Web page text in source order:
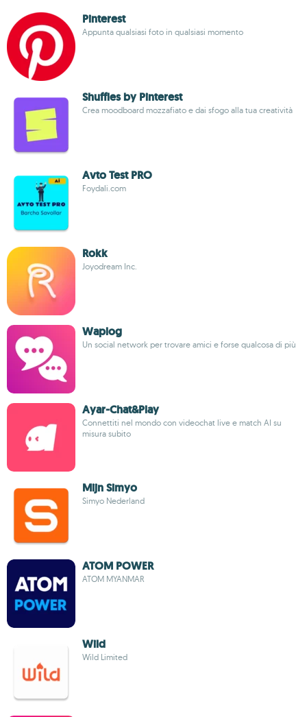
Pinterest
Appunta qualsiasi foto in qualsiasi momento
Shuffles by Pinterest
Crea moodboard mozzafiato e dai sfogo alla tua creatività
Avto Test PRO
Foydali.com
Rokk
Joyodream Inc.
Waplog
Un social network per trovare amici e forse qualcosa di più
Ayar-Chat&Play
Connettiti nel mondo con videochat live e match AI su
misura subito
Mijn Simyo
Simyo Nederland
ATOM POWER
ATOM MYANMAR
Wild
Wild Limited